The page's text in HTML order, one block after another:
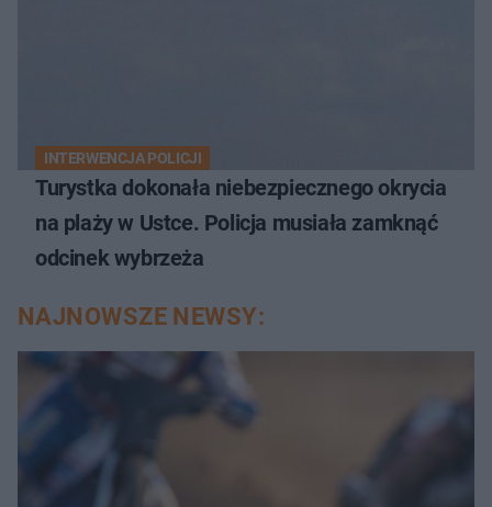
INTERWENCJA POLICJI
Turystka dokonała niebezpiecznego okrycia
na plaży w Ustce. Policja musiała zamknąć
odcinek wybrzeża
NAJNOWSZE NEWSY: